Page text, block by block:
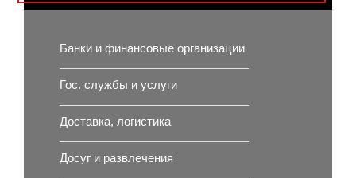
Банки и финансовые организации
Гос. службы и услуги
Доставка, логистика
Досуг и развлечения